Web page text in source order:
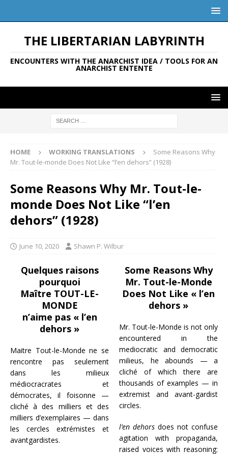
THE LIBERTARIAN LABYRINTH
ENCOUNTERS WITH THE ANARCHIST IDEA / TOOLS FOR AN
ANARCHIST ENTENTE
HOME WORKING TRANSLATIONS
Some Reasons Why
Mr. Tout-le-monde Does Not Like “l’en dehors” (1928)
Some Reasons Why Mr. Tout-le-
monde Does Not Like “l’en
dehors” (1928)
June 10, 2020 Shawn P. Wilbur
Quelques raisons
pourquoi
Maître TOUT-LE-
MONDE
n’aime pas « l’en
dehors »
Maitre Tout-le-Monde ne se
rencontre pas seulement
dans les milieux
médiocracrates et
démocrates, il foisonne —
cliché à des milliers et des
milliers d’exemplaires — dans
les cercles extrémistes et
avantgardistes.
Some Reasons Why
Mr. Tout-le-Monde
Does Not Like « l’en
dehors »
Mr. Tout-le-Monde is not only
encountered in the
mediocratic and democratic
milieus, he abounds — a
cliché of which there are
thousands of examples — in
extremist and avant-gardist
circles.
l’en dehors does not confuse
agitation with propaganda,
raised voices with reasoning: